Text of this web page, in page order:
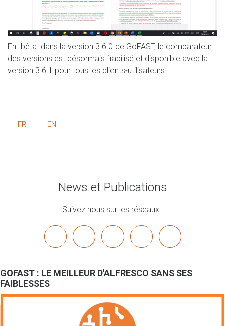
En "bêta" dans la version 3.6.0 de GoFAST, le comparateur
des versions est désormais fiabilisé et disponible avec la
version 3.6.1 pour tous les clients-utilisateurs.
FR EN
News et Publications
Suivez nous sur les réseaux :
linkedinyoutubebluesky mastodon
GOFAST : LE MEILLEUR D'ALFRESCO SANS SES
FAIBLESSES